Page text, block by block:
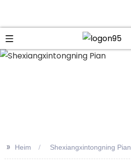
>> Heim Shexiangxintongning Pian